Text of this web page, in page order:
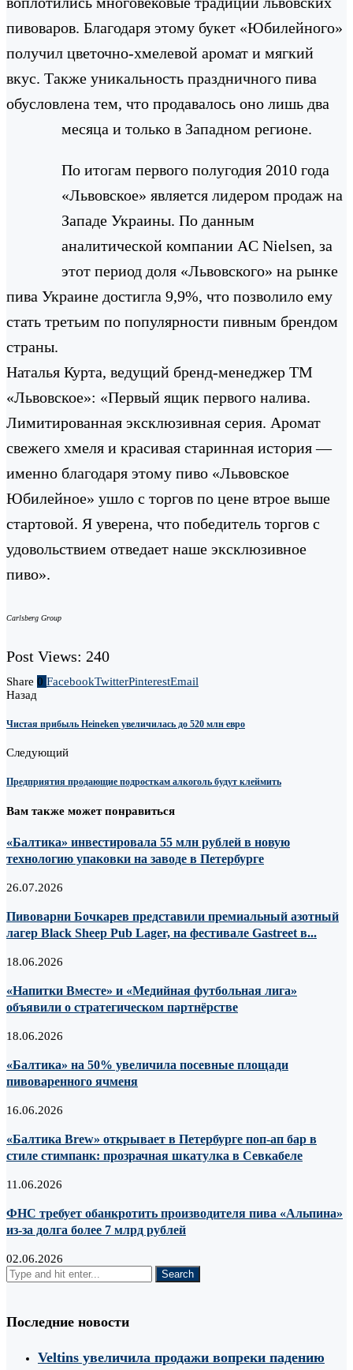
пивоваров. Благодаря этому букет «Юбилейного»
получил цветочно-хмелевой аромат и мягкий
вкус. Также уникальность праздничного пива
обусловлена тем, что продавалось оно лишь два
месяца и только в Западном регионе.
По итогам первого полугодия 2010 года
«Львовское» является лидером продаж на
Западе Украины. По данным
аналитической компании AC Nielsen, за
этот период доля «Львовского» на рынке
пива Украине достигла 9,9%, что позволило ему
стать третьим по популярности пивным брендом
страны.
Наталья Курта, ведущий бренд-менеджер ТМ
«Львовское»: «Первый ящик первого налива.
Лимитированная эксклюзивная серия. Аромат
свежего хмеля и красивая старинная история —
именно благодаря этому пиво «Львовское
Юбилейное» ушло с торгов по цене втрое выше
стартовой. Я уверена, что победитель торгов с
удовольствием отведает наше эксклюзивное
пиво».
Carlsberg Group
Post Views: 240
Share 0 FacebookTwitterPinterestEmail
Назад
Чистая прибыль Heineken увеличилась до 520 млн евро
Следующий
Предприятия продающие подросткам алкоголь будут клеймить
Вам также может понравиться
«Балтика» инвестировала 55 млн рублей в новую
технологию упаковки на заводе в Петербурге
26.07.2026
Пивоварни Бочкарев представили премиальный азотный
лагер Black Sheep Pub Lager, на фестивале Gastreet в...
18.06.2026
«Напитки Вместе» и «Медийная футбольная лига»
объявили о стратегическом партнёрстве
18.06.2026
«Балтика» на 50% увеличила посевные площади
пивоваренного ячменя
16.06.2026
«Балтика Brew» открывает в Петербурге поп-ап бар в
стиле стимпанк: прозрачная шкатулка в Севкабеле
11.06.2026
ФНС требует обанкротить производителя пива «Альпина»
из-за долга более 7 млрд рублей
02.06.2026
Последние новости
Veltins увеличила продажи вопреки падению